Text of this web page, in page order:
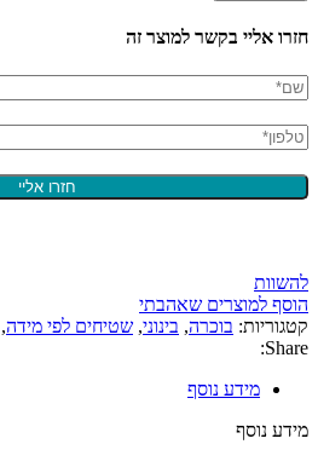
חזרו אליי בקשר למוצר זה
להשוות
הוסף למוצרים שאהבתי
קטגוריות: בוכרה, בינוני, שטיחים לפי מידה,
Share:
מידע נוסף
מידע נוסף